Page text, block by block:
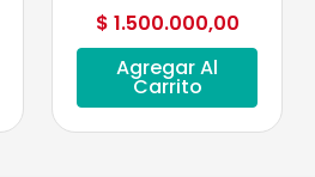
$ 1.500.000,00
Agregar Al
Carrito